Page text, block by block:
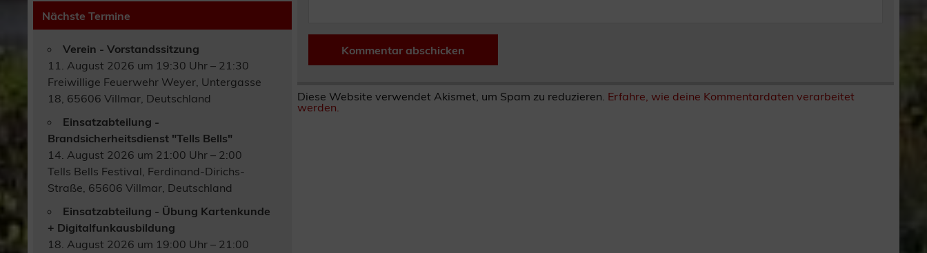
Diese Website verwendet Akismet, um Spam zu reduzieren. Erfahre, wie deine Kommentardaten verarbeitet
werden.
Nächste Termine
Verein - Vorstandssitzung
11. August 2026 um 19:30 Uhr – 21:30
Freiwillige Feuerwehr Weyer, Untergasse
18, 65606 Villmar, Deutschland
Einsatzabteilung -
Brandsicherheitsdienst "Tells Bells"
14. August 2026 um 21:00 Uhr – 2:00
Tells Bells Festival, Ferdinand-Dirichs-
Straße, 65606 Villmar, Deutschland
Einsatzabteilung - Übung Kartenkunde
+ Digitalfunkausbildung
18. August 2026 um 19:00 Uhr – 21:00